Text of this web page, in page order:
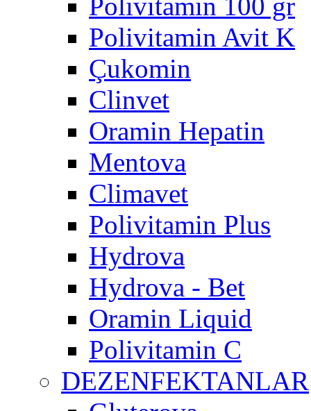
Polivitamin Avit K
Çukomin
Clinvet
Oramin Hepatin
Mentova
Climavet
Polivitamin Plus
Hydrova
Hydrova - Bet
Oramin Liquid
Polivitamin C
DEZENFEKTANLAR